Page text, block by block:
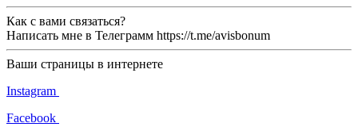
Как с вами связаться?
Написать мне в Телеграмм https://t.me/avisbonum
Ваши страницы в интернете
Instagram
Facebook